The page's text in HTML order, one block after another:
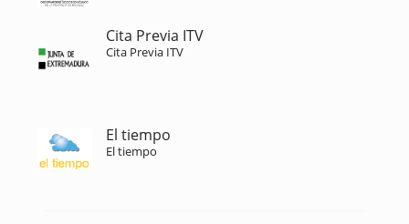
Cita Previa ITV
Cita Previa ITV
El tiempo
El tiempo